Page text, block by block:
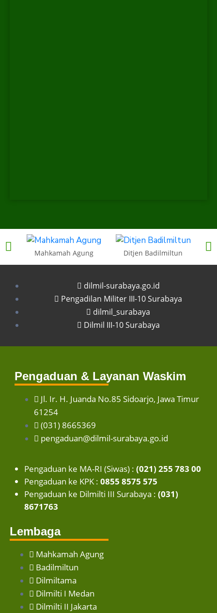
Mahkamah Agung Ditjen Badilmiltun
dilmil-surabaya.go.id
Pengadilan Militer III-10 Surabaya
dilmil_surabaya
Dilmil III-10 Surabaya
Pengaduan & Layanan Waskim
Jl. Ir. H. Juanda No.85 Sidoarjo, Jawa Timur
61254
(031) 8665369
pengaduan@dilmil-surabaya.go.id
Pengaduan ke MA-RI (Siwas) : (021) 255 783 00
Pengaduan ke KPK : 0855 8575 575
Pengaduan ke Dilmilti III Surabaya : (031)
8671763
Lembaga
Mahkamah Agung
Badilmiltun
Dilmiltama
Dilmilti I Medan
Dilmilti II Jakarta